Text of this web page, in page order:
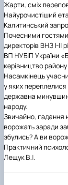
Жарти, сміх
Найурочистіший
Калитинський
Почесними
директорів ВНЗ І-ІІ
ВП НУБіП України
керівництво району
Насамкінець
у яких переплелися
державна
народу.
Звичайно, гадання
ворожать заради
збулись? А ви
Практичний
Лещук В.І.